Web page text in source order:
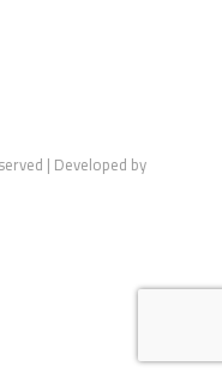
| Developed by